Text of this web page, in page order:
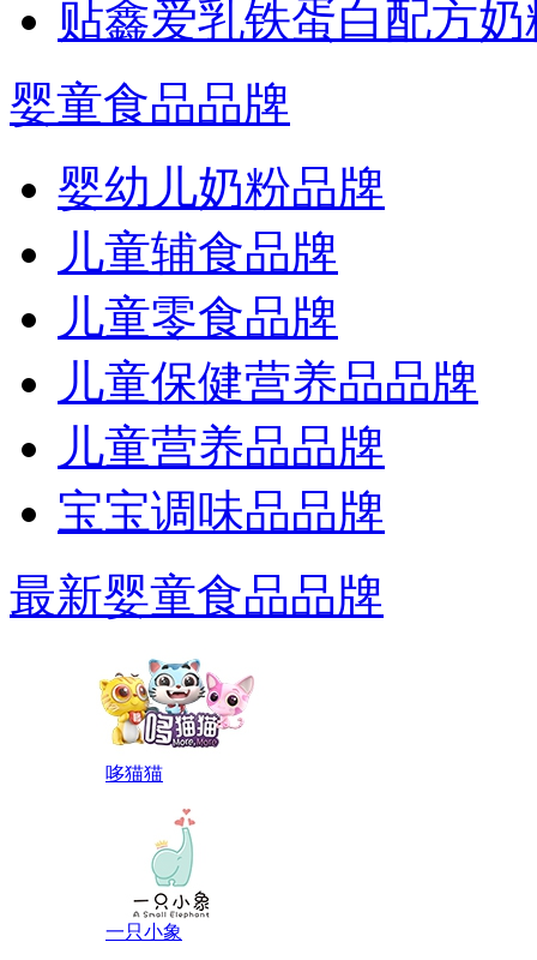
贴鑫爱乳铁蛋白配方
婴童食品品牌
婴幼儿奶粉品牌
儿童辅食品牌
儿童零食品牌
儿童保健营养品品牌
儿童营养品品牌
宝宝调味品品牌
最新婴童食品品牌
哆猫猫
一只小象